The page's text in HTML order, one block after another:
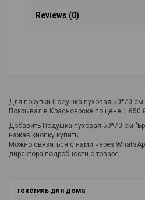
Reviews (0)
Для покупки Подушка пуховая 50*70
Покрывал в Красноярске по цене 1
Добавить Подушка пуховая 50*70 см
нажав кнопку купить;
Можно связаться с нами через
директора подробности о товаре
текстиль для дома